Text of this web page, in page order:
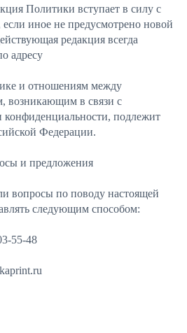
Политики вступает в силу с
иное не предусмотрено новой
редакция всегда
адресу
и отношениям между
возникающим в связи с
подлежит
Федерации.
и предложения
вопросы по поводу настоящей
следующим способом:
55-48